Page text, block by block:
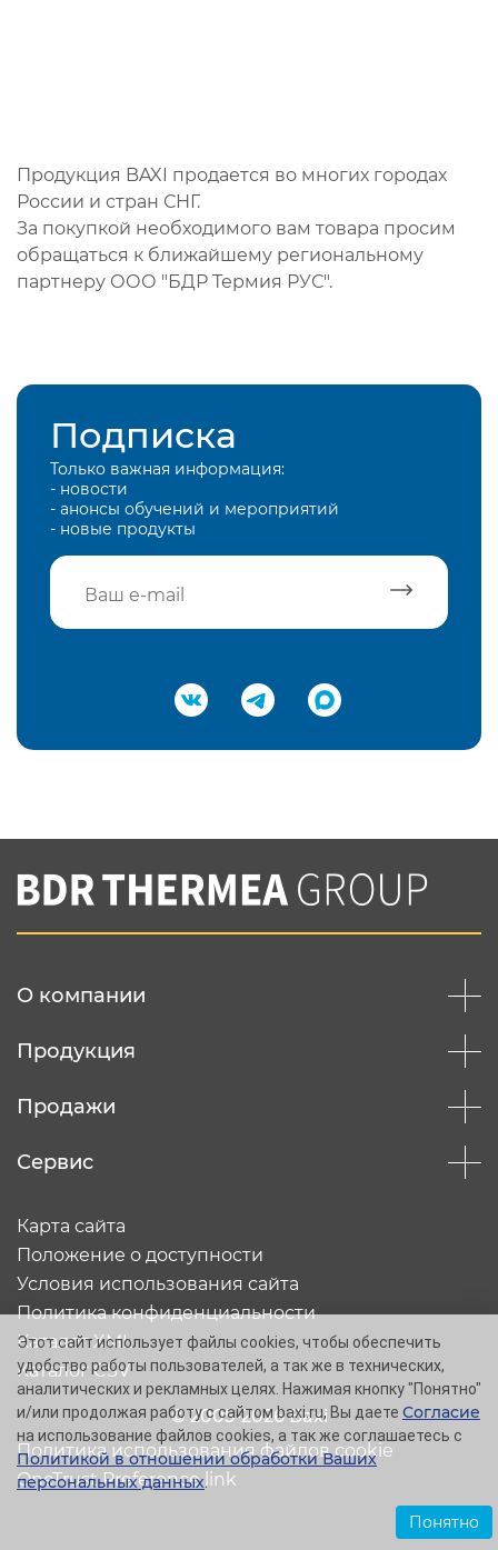
Продукция BAXI продается во многих городах
России и стран СНГ.
За покупкой необходимого вам товара просим
обращаться к ближайшему региональному
партнеру ООО "БДР Термия РУС".
Подписка
Только важная информация:
- новости
- анонсы обучений и мероприятий
- новые продукты
Подтвердить e-mail
Вы соглашаетесь с нашей политикой
конфеденциальности
О компании
Продукция
Продажи
Сервис
© 2005-2026 Baxi
Карта сайта
Положение о доступности
Условия использования сайта
Политика конфиденциальности
Каталог XML
Каталог CSV
Политика использования файлов cookie
OneTrust Preference link
Этот сайт использует файлы cookies, чтобы обеспечить
удобство работы пользователей, а так же в технических,
аналитических и рекламных целях. Нажимая кнопку "Понятно"
и/или продолжая работу с сайтом baxi.ru, Вы даете Согласие
на использование файлов cookies, а так же соглашаетесь с
Политикой в отношении обработки Ваших
персональных данных.
Понятно